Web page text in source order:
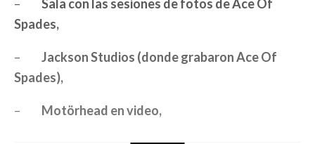
– Sala con las sesiones de fotos de Ace Of
Spades,
– Jackson Studios (donde grabaron Ace Of
Spades),
– Motörhead en video,